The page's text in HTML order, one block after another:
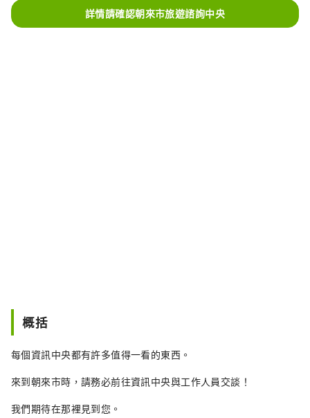
詳情請確認朝來市旅遊諮詢中央
概括
每個資訊中央都有許多值得一看的東西。
來到朝來市時，請務必前往資訊中央與工作人員交談！
我們期待在那裡見到您。